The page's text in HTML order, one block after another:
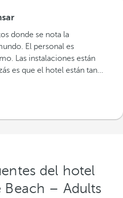
donde se nota la
El personal es
Las instalaciones están
es que el hotel están tan...
del hotel
Beach – Adults